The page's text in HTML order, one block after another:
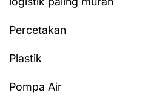
Percetakan
Plastik
Pompa Air